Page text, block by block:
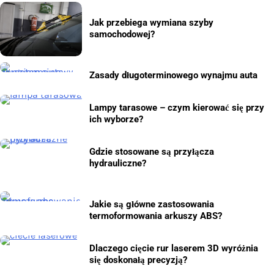
Jak przebiega wymiana szyby
samochodowej?
Zasady długoterminowego wynajmu auta
Lampy tarasowe – czym kierować się przy
ich wyborze?
Gdzie stosowane są przyłącza
hydrauliczne?
Jakie są główne zastosowania
termoformowania arkuszy ABS?
Dlaczego cięcie rur laserem 3D wyróżnia
się doskonałą precyzją?